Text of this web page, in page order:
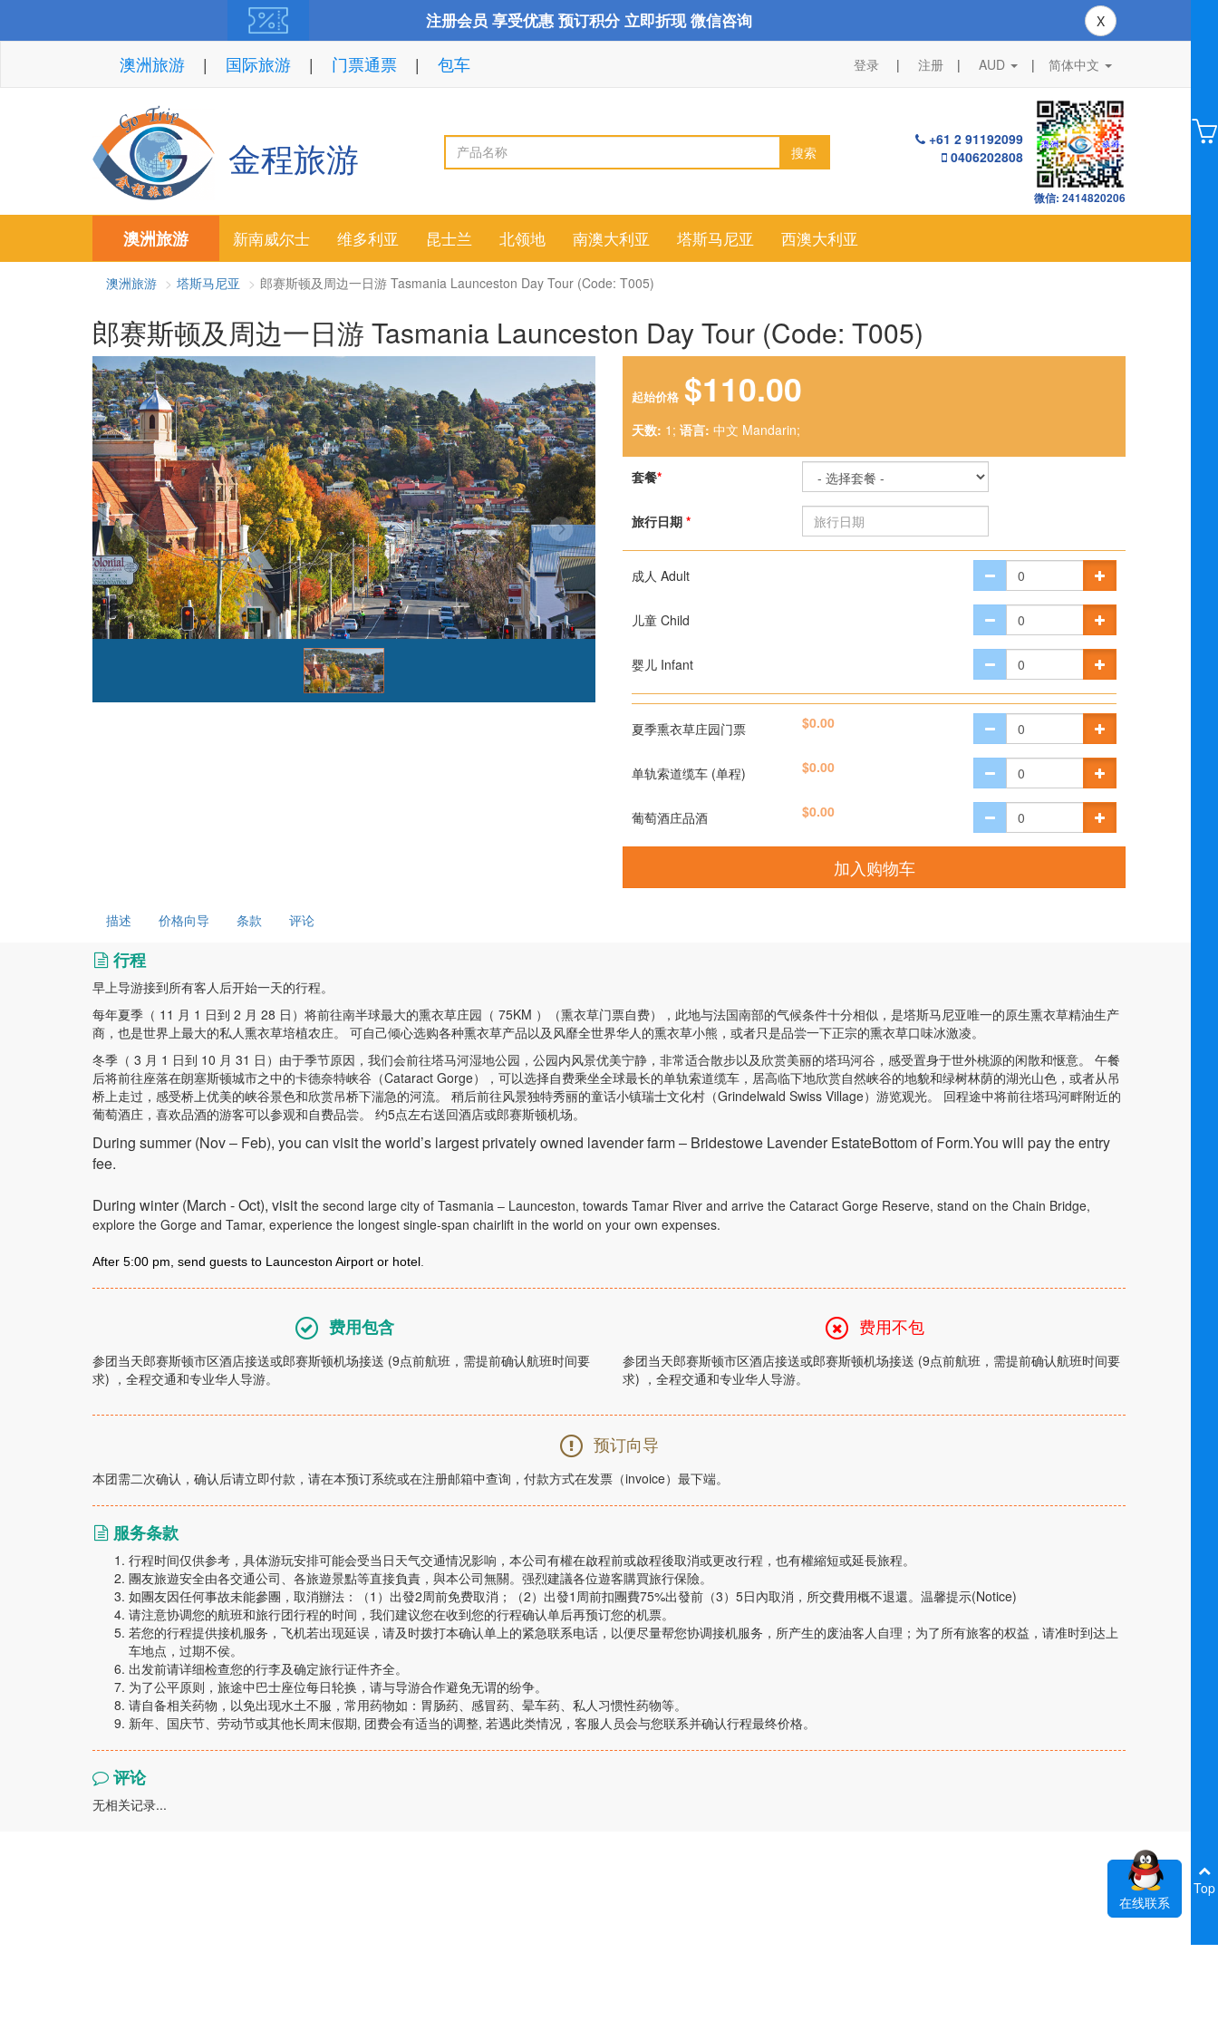
注册会员 享受优惠 预订积分 立即折现 微信咨询 X
澳洲旅游 国际旅游 门票通票 包车 登录 注册 AUD | 简体中文
金程旅游 搜索
+61 2 91192099
0406202808
微信: 2414820206
澳洲旅游 新南威尔士 维多利亚 昆士兰 北领地 南澳大利亚 塔斯马尼亚 西澳大利亚
澳洲旅游 塔斯马尼亚 郎赛斯顿及周边一日游 Tasmania Launceston Day Tour (Code: T005)
郎赛斯顿及周边一日游 Tasmania Launceston Day Tour (Code: T005)
起始价格 $110.00
天数: 1; 语言: 中文 Mandarin;
套餐*
旅行日期 *
成人 Adult
儿童 Child
婴儿 Infant
夏季熏衣草庄园门票 $0.00
单轨索道缆车 (单程) $0.00
葡萄酒庄品酒 $0.00
加入购物车
描述 价格向导 条款 评论
行程
早上导游接到所有客人后开始一天的行程。
每年夏季（ 11 月 1 日到 2 月 28 日）将前往南半球最大的熏衣草庄园（ 75KM ）（熏衣草门票自费），此地与法国南部的气候条件十分相似，是塔斯马尼亚唯一的原生熏衣草精油生产
商，也是世界上最大的私人熏衣草培植农庄。 可自己倾心选购各种熏衣草产品以及风靡全世界华人的熏衣草小熊，或者只是品尝一下正宗的熏衣草口味冰激凌。
冬季（ 3 月 1 日到 10 月 31 日）由于季节原因，我们会前往塔马河湿地公园，公园内风景优美宁静，非常适合散步以及欣赏美丽的塔玛河谷，感受置身于世外桃源的闲散和惬意。 午餐
后将前往座落在朗塞斯顿城市之中的卡德奈特峡谷（Cataract Gorge），可以选择自费乘坐全球最长的单轨索道缆车，居高临下地欣赏自然峡谷的地貌和绿树林荫的湖光山色，或者从吊
桥上走过，感受桥上优美的峡谷景色和欣赏吊桥下湍急的河流。 稍后前往风景独特秀丽的童话小镇瑞士文化村（Grindelwald Swiss Village）游览观光。 回程途中将前往塔玛河畔附近的
葡萄酒庄，喜欢品酒的游客可以参观和自费品尝。 约5点左右送回酒店或郎赛斯顿机场。
During summer (Nov ‒ Feb), you can visit the world’s largest privately owned lavender farm ‒ Bridestowe Lavender EstateBottom of Form.You will pay the entry
fee.
During winter (March - Oct), visit the second large city of Tasmania ‒ Launceston, towards Tamar River and arrive the Cataract Gorge Reserve, stand on the Chain Bridge,
explore the Gorge and Tamar, experience the longest single-span chairlift in the world on your own expenses.
After 5:00 pm, send guests to Launceston Airport or hotel
费用包含
参团当天郎赛斯顿市区酒店接送或郎赛斯顿机场接送 (9点前航班，需提前确认航班时间要
求) ，全程交通和专业华人导游。
费用不包
参团当天郎赛斯顿市区酒店接送或郎赛斯顿机场接送 (9点前航班，需提前确认航班时间要
求) ，全程交通和专业华人导游。
预订向导
本团需二次确认，确认后请立即付款，请在本预订系统或在注册邮箱中查询，付款方式在发票（invoice）最下端。
服务条款
行程时间仅供参考，具体游玩安排可能会受当日天气交通情况影响，本公司有權在啟程前或啟程後取消或更改行程，也有權縮短或延長旅程。
團友旅遊安全由各交通公司、各旅遊景點等直接負責，與本公司無關。强烈建議各位遊客購買旅行保險。
如團友因任何事故未能參團，取消辦法：（1）出發2周前免费取消；（2）出發1周前扣團費75%出發前（3）5日內取消，所交費用概不退還。温馨提示(Notice)
请注意协调您的航班和旅行团行程的时间，我们建议您在收到您的行程确认单后再预订您的机票。
若您的行程提供接机服务，飞机若出现延误，请及时拨打本确认单上的紧急联系电话，以便尽量帮您协调接机服务，所产生的废油客人自理；为了所有旅客的权益，请准时到达上
车地点，过期不侯。
出发前请详细检查您的行李及确定旅行证件齐全。
为了公平原则，旅途中巴士座位每日轮换，请与导游合作避免无谓的纷争。
请自备相关药物，以免出现水土不服，常用药物如：胃肠药、感冒药、晕车药、私人习惯性药物等。
新年、国庆节、劳动节或其他长周末假期, 团费会有适当的调整, 若遇此类情况，客服人员会与您联系并确认行程最终价格。
评论
无相关记录...
在线联系
Top